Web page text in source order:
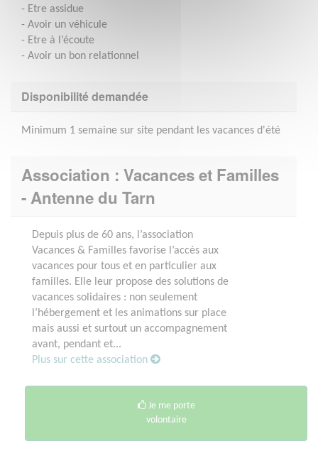
- Etre assidue
- Avoir un véhicule
- Etre à l’écoute
- Avoir un bon relationnel
Disponibilité demandée
Minimum 1 semaine sur site pendant les vacances d'été
Association : Vacances et Familles
- Antenne du Tarn
Depuis plus de 60 ans, l’association
Vacances & Familles favorise l’accès aux
vacances pour tous et en particulier aux
familles. Elle leur propose des solutions de
vacances solidaires : non seulement
l’hébergement et les animations sur place
mais aussi et surtout un accompagnement
avant, pendant et...
Plus sur cette association
Je me porte
volontaire